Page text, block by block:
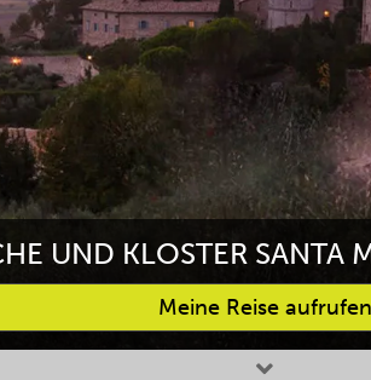
UND KLOSTER SANTA
Meine Reise aufrufen